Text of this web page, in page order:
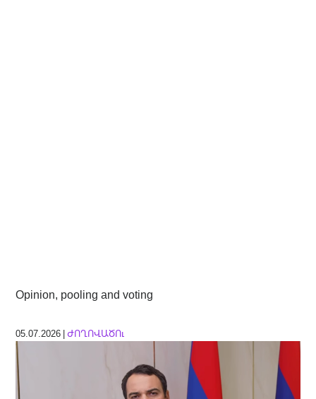
Opinion, pooling and voting
05.07.2026 |ԺՈՂՈՎԱԾՈւ